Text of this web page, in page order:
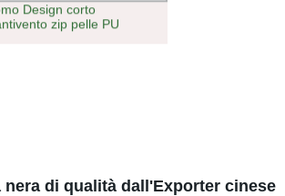
Design corto
zip pelle PU
nera di qualità dall'Exporter cinese